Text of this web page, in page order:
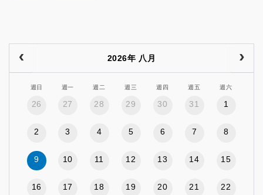
2026年 八月
週日 週一 週二 週三 週四 週五 週六
26 27 28 29 30 31 1
2 3 4 5 6 7 8
9 10 11 12 13 14 15
16 17 18 19 20 21 22